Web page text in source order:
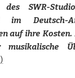
des SWR-
im Deutsch-
auf ihre Kosten.